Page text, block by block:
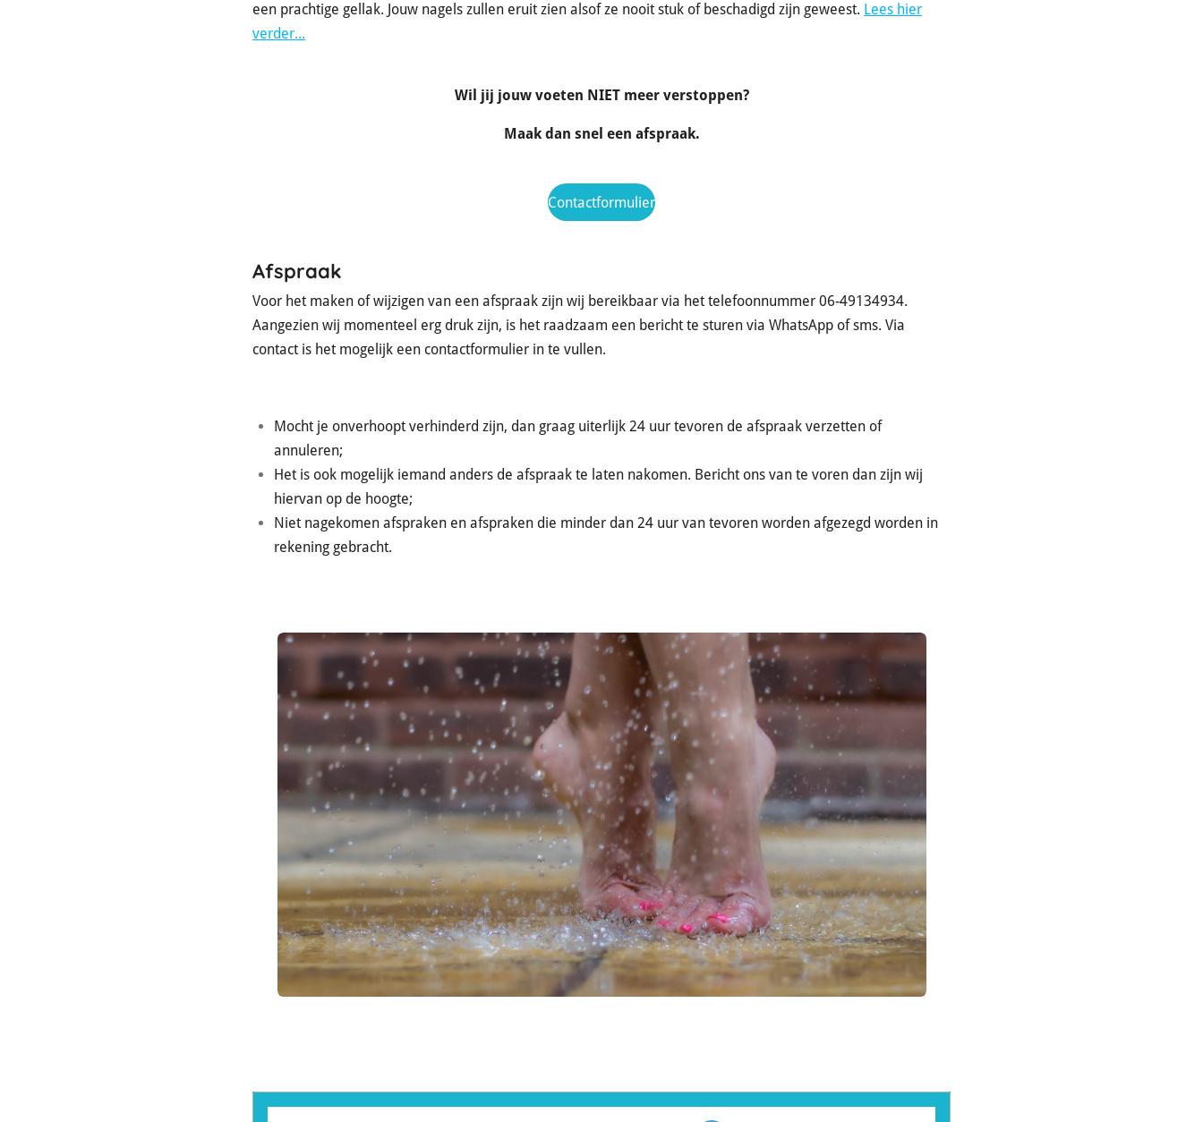
een prachtige gellak. Jouw nagels zullen eruit zien alsof ze nooit stuk of beschadigd zijn geweest. Lees hier
verder...
Wil jij jouw voeten NIET meer verstoppen?
Maak dan snel een afspraak.
Contactformulier
Afspraak
Voor het maken of wijzigen van een afspraak zijn wij bereikbaar via het telefoonnummer 06-49134934.
Aangezien wij momenteel erg druk zijn, is het raadzaam een bericht te sturen via WhatsApp of sms. Via
contact is het mogelijk een contactformulier in te vullen.
Mocht je onverhoopt verhinderd zijn, dan graag uiterlijk 24 uur tevoren de afspraak verzetten of
annuleren;
Het is ook mogelijk iemand anders de afspraak te laten nakomen. Bericht ons van te voren dan zijn wij
hiervan op de hoogte;
Niet nagekomen afspraken en afspraken die minder dan 24 uur van tevoren worden afgezegd worden in
rekening gebracht.